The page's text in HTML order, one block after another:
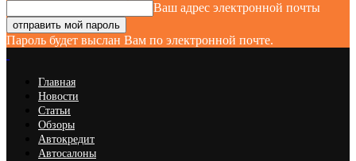
Ваш адрес электронной почты
Пароль будет выслан Вам по электронной почте.
Главная
Новости
Статьи
Обзоры
Автокредит
Автосалоны